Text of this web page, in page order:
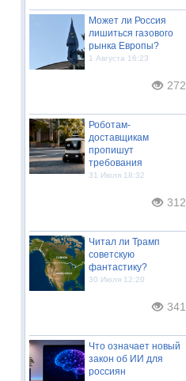
Может ли Россия
лишиться газового
рынка Европы?
1 Августа 16:23
272
Роботам-
доставщикам
пропишут
требования
31 Июля 18:32
312
Читал ли Трамп
советскую
фантастику?
30 Июля 12:20
341
Что означает новый
закон об ИИ для
россиян